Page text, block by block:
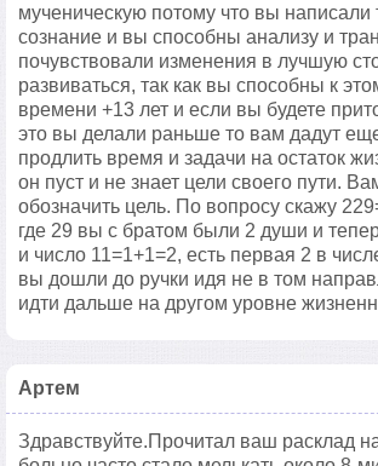
мученическую потому что вы
сознание и вы способны анализу и
почувствовали изменения в лучшую
развиваться, так как вы способны к
времени +13 лет и если вы будете
это вы делали раньше то вам дадут
продлить время и задачи на остаток
он пуст и не знает цели своего пути.
обозначить цель. По вопросу скажу
где 29 вы с братом были 2 души и
и число 11=1+1=2, есть первая 2 в
вы дошли до ручки идя не в том
идти дальше на другом уровне
Артем
Здравствуйте.Прочитал ваш расклад